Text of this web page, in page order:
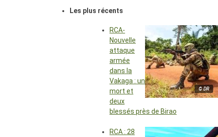
Les plus récents
© DR
RCA-
Nouvelle
attaque
armée
dans la
Vakaga : un
mort et
deux
blessés près de Birao
RCA : 28